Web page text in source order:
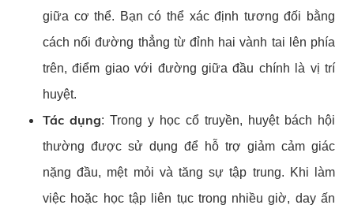
giữa cơ thể. Bạn có thể xác định tương đối bằng
cách nối đường thẳng từ đỉnh hai vành tai lên phía
trên, điểm giao với đường giữa đầu chính là vị trí
huyệt.
Tác dụng: Trong y học cổ truyền, huyệt bách hội
thường được sử dụng để hỗ trợ giảm cảm giác
nặng đầu, mệt mỏi và tăng sự tập trung. Khi làm
việc hoặc học tập liên tục trong nhiều giờ, day ấn